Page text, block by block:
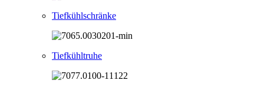
Tiefkühlschränke
Tiefkühltruhe